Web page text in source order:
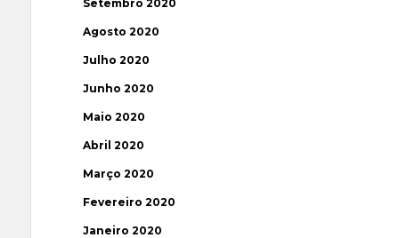
Setembro 2020
Agosto 2020
Julho 2020
Junho 2020
Maio 2020
Abril 2020
Março 2020
Fevereiro 2020
Janeiro 2020